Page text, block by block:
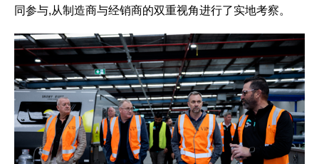
同参与,从制造商与经销商的双重视角进行了实地考察。